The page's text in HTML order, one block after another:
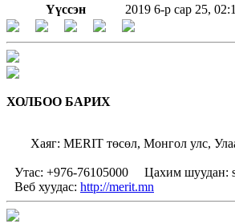
Үүссэн
2019 6-р сар 25,
ХОЛБОО БАРИХ
Хаяг: MERIT төсөл, Монгол улс,
Утас: +976-76105000
Цахим шуудан:
Веб хуудас: http://merit.mn